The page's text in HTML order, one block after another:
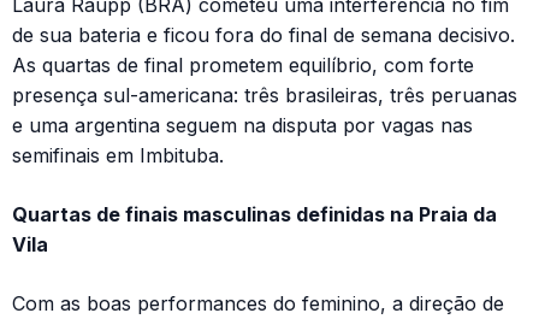
de sua bateria e ficou fora do final de semana decisivo.
As quartas de final prometem equilíbrio, com forte
presença sul-americana: três brasileiras, três peruanas
e uma argentina seguem na disputa por vagas nas
semifinais em Imbituba.
Quartas de finais masculinas definidas na Praia da
Vila
Com as boas performances do feminino, a direção de